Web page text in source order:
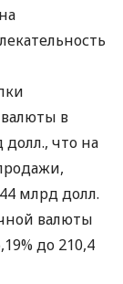
в
долл., что на
млрд долл.
валюты
до 210,4